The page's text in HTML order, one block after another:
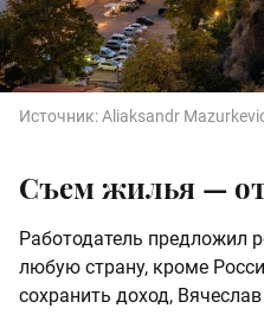
Источник:Aliaksandr
Съем жилья —
Работодатель предложил
любую страну, кроме
сохранить доход,